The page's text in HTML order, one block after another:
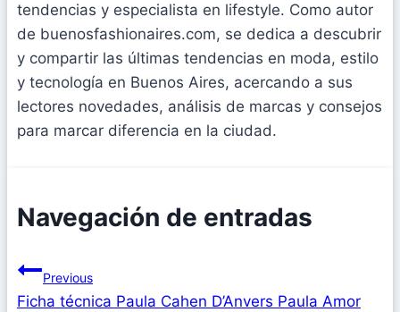
tendencias y especialista en lifestyle. Como autor
de buenosfashionaires.com, se dedica a descubrir
y compartir las últimas tendencias en moda, estilo
y tecnología en Buenos Aires, acercando a sus
lectores novedades, análisis de marcas y consejos
para marcar diferencia en la ciudad.
Navegación de entradas
Previous
Ficha técnica Paula Cahen D’Anvers Paula Amor